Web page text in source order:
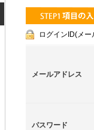
ログインID(メ
メールアドレス
パスワード